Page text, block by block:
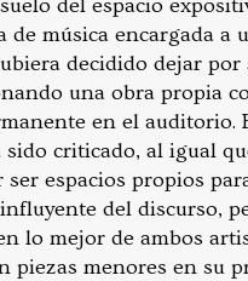
de música encargada a
decidido dejar por
una obra propia
en el auditorio.
sido criticado, al igual
ser espacios propios
del discurso,
lo mejor de ambos
piezas menores en su